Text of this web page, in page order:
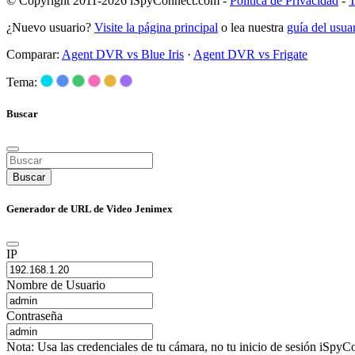
¿Nuevo usuario? Visite la página principal o lea nuestra guía del
Comparar: Agent DVR vs Blue Iris · Agent DVR vs Frigate
Tema:
Buscar
Buscar
Generador de URL de Video Jenimex
IP
Nombre de Usuario
Contraseña
Nota: Usa las credenciales de tu cámara, no tu inicio de sesión